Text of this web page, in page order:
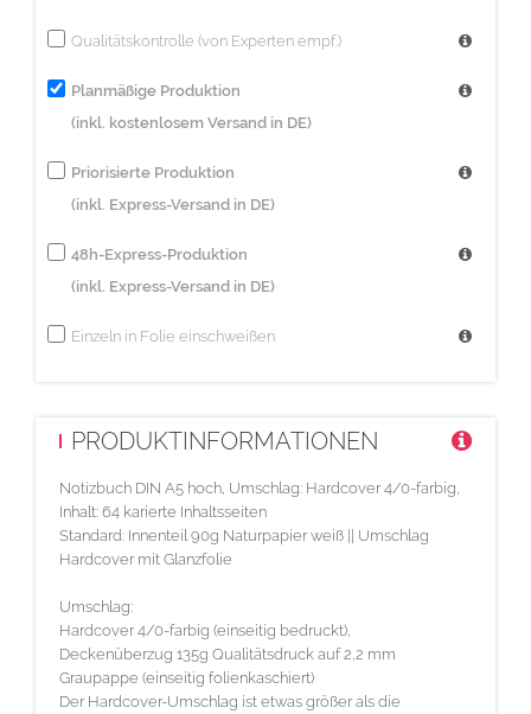
Wichtige Texte und Bilder sollten Sie wegen Schneidetoleranzen
mindestens 5 mm vom Endformat entfernt anlegen.
Qualitätskontrolle (von Experten empf.)
Planmäßige Produktion
(inkl. kostenlosem Versand in DE)
Priorisierte Produktion
(inkl. Express-Versand in DE)
48h-Express-Produktion
(inkl. Express-Versand in DE)
Einzeln in Folie einschweißen
PRODUKTINFORMATIONEN
Notizbuch DIN A5 hoch, Umschlag: Hardcover 4/0-farbig,
Inhalt: 64 karierte Inhaltsseiten
Standard: Innenteil 90g Naturpapier weiß || Umschlag
Hardcover mit Glanzfolie
Umschlag:
Hardcover 4/0-farbig (einseitig bedruckt),
Deckenüberzug 135g Qualitätsdruck auf 2,2 mm
Graupappe (einseitig folienkaschiert)
Der Hardcover-Umschlag ist etwas größer als die